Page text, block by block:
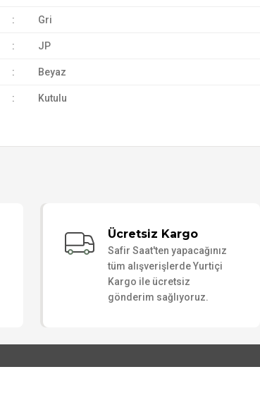
: Gri
: JP
: Beyaz
: Kutulu
Ücretsiz Kargo
Safir Saat'ten yapacağınız
tüm alışverişlerde Yurtiçi
Kargo ile ücretsiz
gönderim sağlıyoruz.